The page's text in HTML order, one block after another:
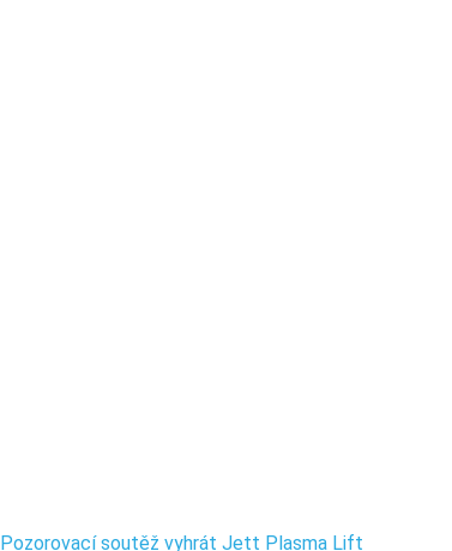
Pozorovací soutěž vyhrát Jett Plasma Lift